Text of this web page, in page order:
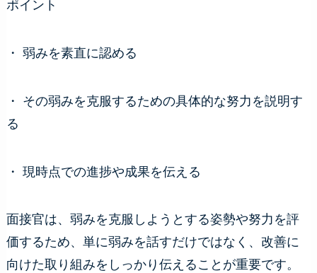
ポイント
・ 弱みを素直に認める
・ その弱みを克服するための具体的な努力を説明す
る
・ 現時点での進捗や成果を伝える
面接官は、弱みを克服しようとする姿勢や努力を評
価するため、単に弱みを話すだけではなく、改善に
向けた取り組みをしっかり伝えることが重要です。